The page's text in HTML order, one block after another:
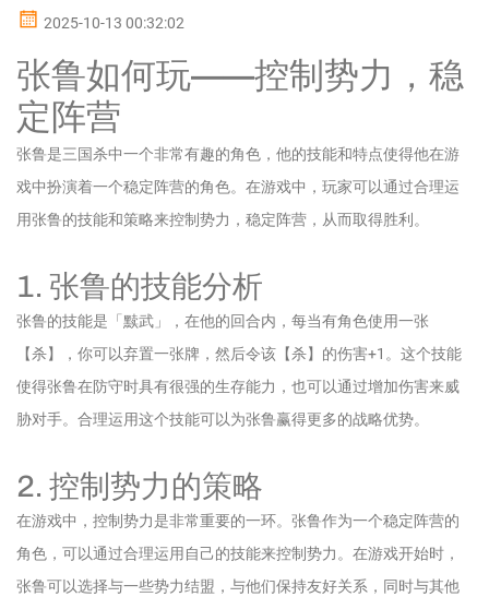
2025-10-13 00:32:02
张鲁如何玩——控制势力，稳
定阵营
张鲁是三国杀中一个非常有趣的角色，他的技能和特点使得他在游
戏中扮演着一个稳定阵营的角色。在游戏中，玩家可以通过合理运
用张鲁的技能和策略来控制势力，稳定阵营，从而取得胜利。
1. 张鲁的技能分析
张鲁的技能是「黩武」，在他的回合内，每当有角色使用一张
【杀】，你可以弃置一张牌，然后令该【杀】的伤害+1。这个技能
使得张鲁在防守时具有很强的生存能力，也可以通过增加伤害来威
胁对手。合理运用这个技能可以为张鲁赢得更多的战略优势。
2. 控制势力的策略
在游戏中，控制势力是非常重要的一环。张鲁作为一个稳定阵营的
角色，可以通过合理运用自己的技能来控制势力。在游戏开始时，
张鲁可以选择与一些势力结盟，与他们保持友好关系，同时与其他